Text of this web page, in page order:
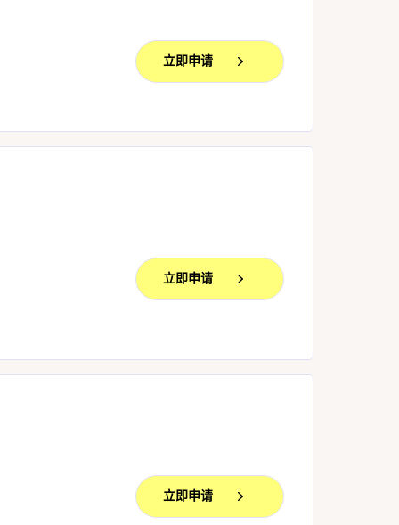
立即申请
立即申请
立即申请